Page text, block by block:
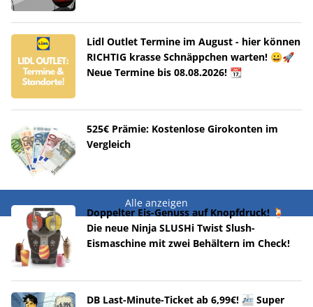
Lidl Outlet Termine im August - hier können
RICHTIG krasse Schnäppchen warten! 😀🚀
Neue Termine bis 08.08.2026! 📆
525€ Prämie: Kostenlose Girokonten im
Vergleich
Alle anzeigen
Doppelter Eis-Genuss auf Knopfdruck! 🍹
Die neue Ninja SLUSHi Twist Slush-
Eismaschine mit zwei Behältern im Check!
DB Last-Minute-Ticket ab 6,99€! 🚈 Super